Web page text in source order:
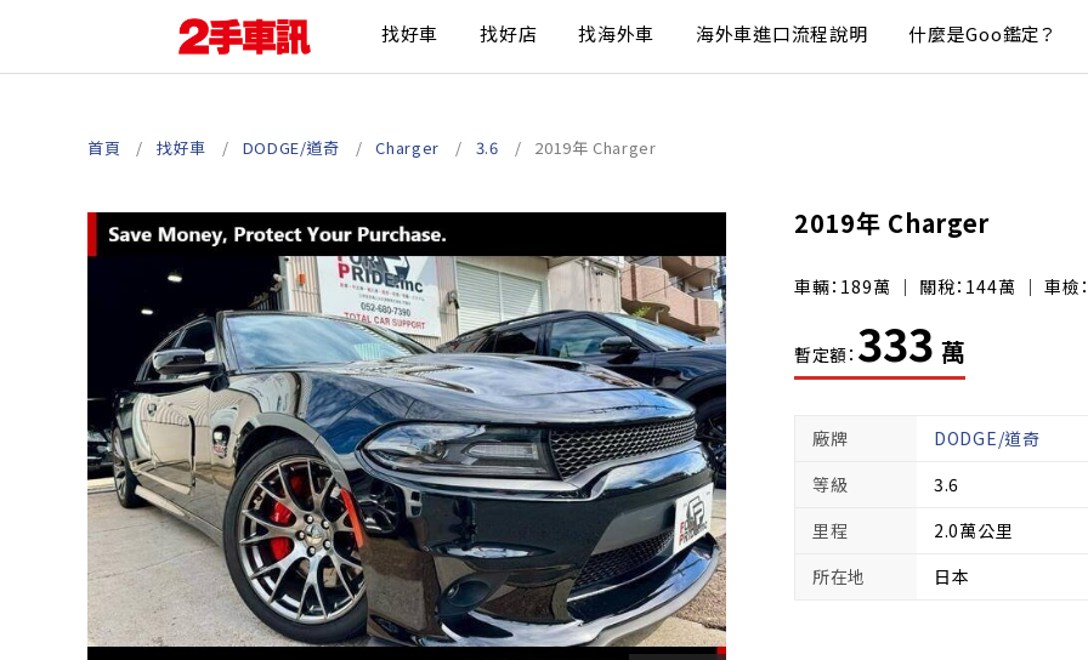
找好車 找好店 找海外車 海外車進口流程說明 什麼是Goo鑑定？
首頁 找好車 DODGE/道奇 Charger 3.6 2019年 Charger
2019年 Charger
車輛：189萬 ｜ 關稅：144萬 ｜ 車檢
暫定額： 333 萬
廠牌 DODGE/道奇
等級
3.6
里程
2.0萬公里
所在地
日本